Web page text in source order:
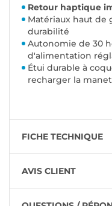
Retour haptique
Matériaux haut de
durabilité
Autonomie de 30
d'alimentation
Étui durable à
recharger la
FICHE TECHNIQUE
AVIS CLIENT